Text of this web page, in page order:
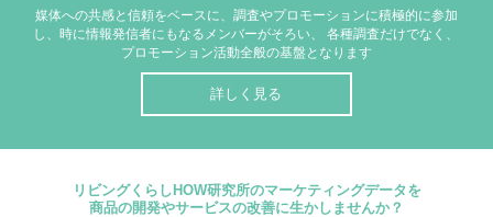
媒体への共感と信頼をベースに、調査やプロモーションに積極的に参加
し、時に情報発信者にもなるメンバーがそろい、
各種調査だけでなく、
プロモーション活動全般の基盤となります
詳しく見る
リビングくらしHOW研究所のマーケティングデータを
商品の開発やサービスの改善に生かしませんか？